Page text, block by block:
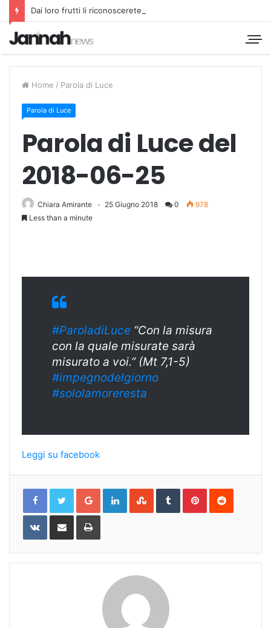
Dai loro frutti li riconoscerete
Home / Parola di Luce
Parola di Luce
Parola di Luce del
2018-06-25
Chiara Amirante 25 Giugno 2018 0
978
Less than a minute
#ParoladiLuce “Con la misura
con la quale misurate sarà
misurato a voi.” (Mt 7,1-5)
#impegnodelgiorno
#sololamoreresta
Leggi su facebook
Google+LinkedInStumbleUpon
TumblrPinterestReddit
VKontakteShare
Email
Print